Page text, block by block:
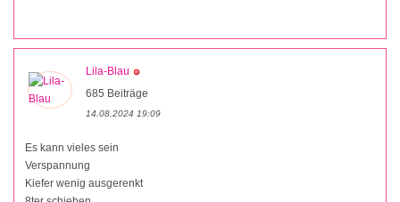
Lila-Blau
685 Beiträge
14.08.2024 19:09
Es kann vieles sein
Verspannung
Kiefer wenig ausgerenkt